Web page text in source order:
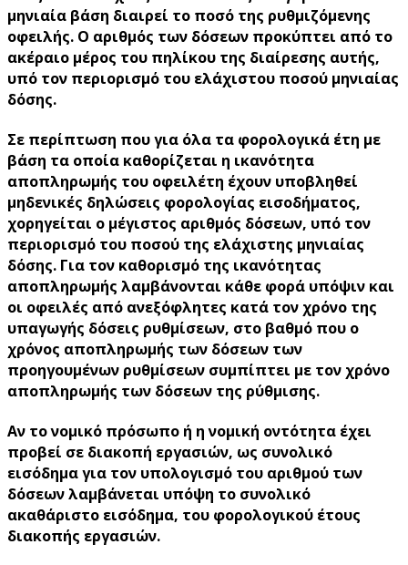
μηνιαία βάση διαιρεί το ποσό της ρυθμιζόμενης
οφειλής. Ο αριθμός των δόσεων προκύπτει από το
ακέραιο μέρος του πηλίκου της διαίρεσης αυτής,
υπό τον περιορισμό του ελάχιστου ποσού μηνιαίας
δόσης.
Σε περίπτωση που για όλα τα φορολογικά έτη με
βάση τα οποία καθορίζεται η ικανότητα
αποπληρωμής του οφειλέτη έχουν υποβληθεί
μηδενικές δηλώσεις φορολογίας εισοδήματος,
χορηγείται ο μέγιστος αριθμός δόσεων, υπό τον
περιορισμό του ποσού της ελάχιστης μηνιαίας
δόσης. Για τον καθορισμό της ικανότητας
αποπληρωμής λαμβάνονται κάθε φορά υπόψιν και
οι οφειλές από ανεξόφλητες κατά τον χρόνο της
υπαγωγής δόσεις ρυθμίσεων, στο βαθμό που ο
χρόνος αποπληρωμής των δόσεων των
προηγουμένων ρυθμίσεων συμπίπτει με τον χρόνο
αποπληρωμής των δόσεων της ρύθμισης.
Αν το νομικό πρόσωπο ή η νομική οντότητα έχει
προβεί σε διακοπή εργασιών, ως συνολικό
εισόδημα για τον υπολογισμό του αριθμού των
δόσεων λαμβάνεται υπόψη το συνολικό
ακαθάριστο εισόδημα, του φορολογικού έτους
διακοπής εργασιών.